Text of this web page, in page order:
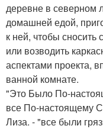
деревне в северном
домашней едой,
к ней, чтобы сносить
или возводить
аспектами проекта,
ванной комнате.
"Это Было По-
все По-настоящему
Лиза. - "все были